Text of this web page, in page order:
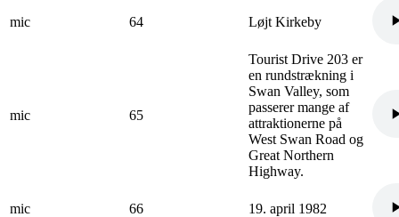
mic 64 Løjt Kirkeby
mic 65
Tourist Drive 203 er
en rundstrækning i
Swan Valley, som
passerer mange af
attraktionerne på
West Swan Road og
Great Northern
Highway.
mic 66 19. april 1982